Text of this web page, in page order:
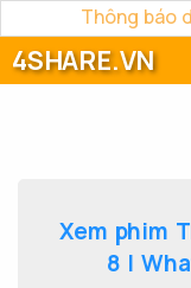
Thông báo
4SHARE.VN
Xem phim
8 |